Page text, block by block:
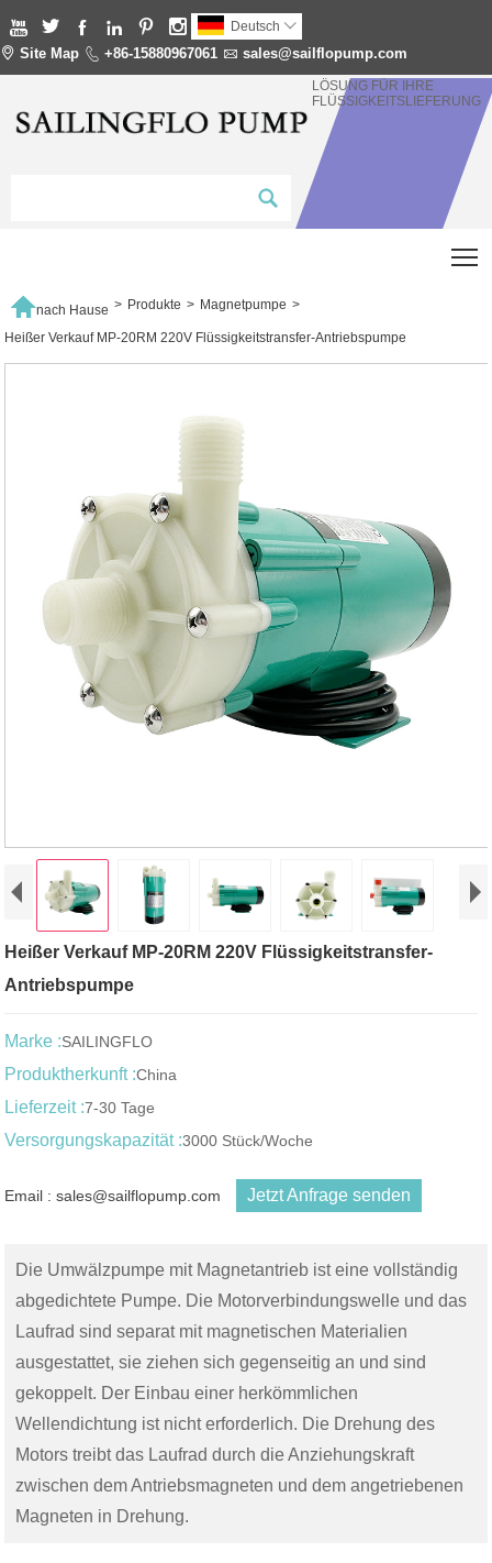
      Deutsch 
 Site Map  +86-15880967061  sales@sailflopump.com
LÖSUNG FÜR IHRE
FLÜSSIGKEITSLIEFERUNG
nach Hause > Produkte > Magnetpumpe >
Heißer Verkauf MP-20RM 220V Flüssigkeitstransfer-Antriebspumpe
Heißer Verkauf MP-20RM 220V Flüssigkeitstransfer-
Antriebspumpe
Marke :SAILINGFLO
Produktherkunft :China
Lieferzeit :7-30 Tage
Versorgungskapazität :3000 Stück/Woche
Email : sales@sailflopump.com Jetzt Anfrage senden
Die Umwälzpumpe mit Magnetantrieb ist eine vollständig
abgedichtete Pumpe. Die Motorverbindungswelle und das
Laufrad sind separat mit magnetischen Materialien
ausgestattet, sie ziehen sich gegenseitig an und sind
gekoppelt. Der Einbau einer herkömmlichen
Wellendichtung ist nicht erforderlich. Die Drehung des
Motors treibt das Laufrad durch die Anziehungskraft
zwischen dem Antriebsmagneten und dem angetriebenen
Magneten in Drehung.